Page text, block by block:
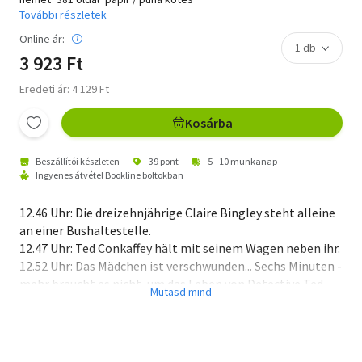
További részletek
Online ár:
3 923 Ft
Eredeti ár: 4 129 Ft
Kosárba
Beszállítói készleten 39 pont
5 - 10 munkanap
Ingyenes átvétel Bookline boltokban
12.46 Uhr: Die dreizehnjährige Claire Bingley steht alleine
an einer Bushaltestelle.
12.47 Uhr: Ted Conkaffey hält mit seinem Wagen neben ihr.
12.52 Uhr: Das Mädchen ist verschwunden... Sechs Minuten -
mehr braucht es nicht, um das Leben von Detective Ted
Conkaffey vollständig zu ruinieren. Die Anklage gegen ihn